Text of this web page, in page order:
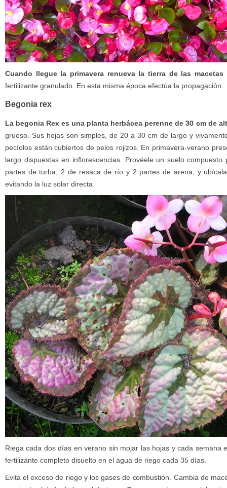
Cuando llegue la primavera renueva la tierra de las macetas
fertilizante granulado. En esta misma época efectúa la propagación.
Begonia rex
La begonia Rex es una planta herbácea perenne de 30 cm de
grueso. Sus hojas son simples, de 20 a 30 cm de largo y
pecíolos están cubiertos de pelos rojizos. En primavera-verano
largo dispuestas en inflorescencias. Provéele un suelo
partes de turba, 2 de resaca de río y 2 partes de arena, y
evitando la luz solar directa.
Riega cada dos días en verano sin mojar las hojas y cada semana
fertilizante completo disuelto en el agua de riego cada 35 días.
Evita el exceso de riego y los gases de combustión. Cambia de